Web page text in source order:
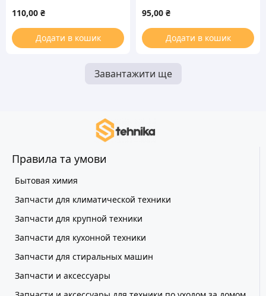
стиральной машины
110,00 ₴
Додати в кошик
95,00 ₴
Додати в кошик
Завантажити ще
Правила та умови
Бытовая химия
Запчасти для климатической техники
Запчасти для крупной техники
Запчасти для кухонной техники
Запчасти для стиральных машин
Запчасти и аксессуары